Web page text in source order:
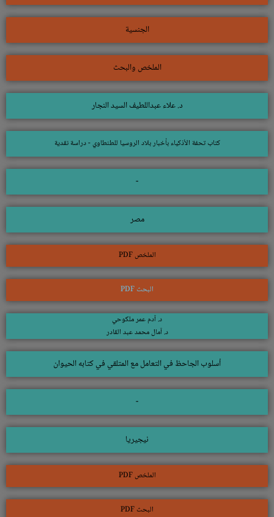
الجنسية
الملخص والبحث
د. علاء عبداللطيف السيد النجار
كتاب تحفة الأذكياء بأخبار بلاد الروسيا للطنطاوي - دراسة نقدية
-
مصر
الملخص PDF
البحث PDF
د. آدم عمر ملكوحي
د. آمال محمد عبد القادر
أسلوب الجاحظ في التعامل مع المتلقي في كتابه الحيوان
-
نيجيريا
الملخص PDF
البحث PDF